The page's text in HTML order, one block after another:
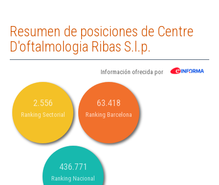
Resumen de posiciones de Centre
D'oftalmologia Ribas S.l.p.
Información ofrecida por
2.556
Ranking Sectorial
63.418
Ranking Barcelona
436.771
Ranking Nacional